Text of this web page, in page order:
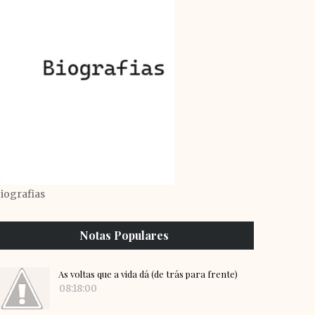
Notas Populares
As voltas que a vida dá (de trás para frente)
08:18:00